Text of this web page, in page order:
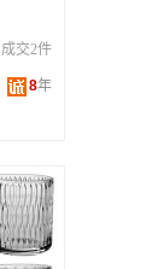
成交2件
8年